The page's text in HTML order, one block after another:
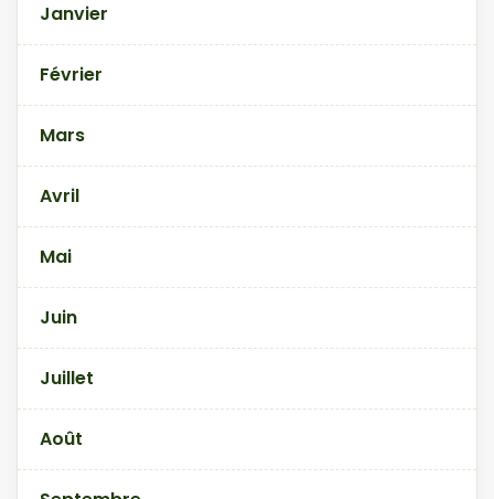
Janvier
Février
Mars
Avril
Mai
Juin
Juillet
Août